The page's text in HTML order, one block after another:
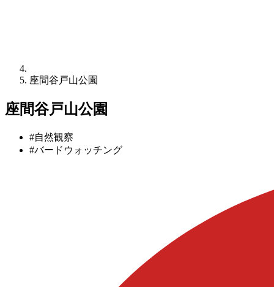
座間谷戸山公園
座間谷戸山公園
#自然観察
#バードウォッチング